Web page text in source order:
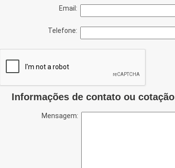
Email:
Telefone:
Informações de contato ou cotação
Mensagem: